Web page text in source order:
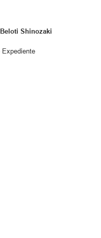
Shinozaki
Expediente